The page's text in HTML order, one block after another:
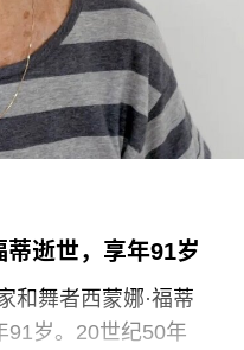
·克兰西（Mike
参观者得知，工会一
企业的劳动实践，竟
化机构时，他们一定
取两次各15分钟的带
在一年内获得“伦
蒂逝世，享年91岁
和舞者西蒙娜·福蒂
91岁。20世纪50年